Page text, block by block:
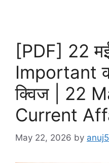
[PDF] 22
Important
क्विज | 22
Current
May 22, 2026 by